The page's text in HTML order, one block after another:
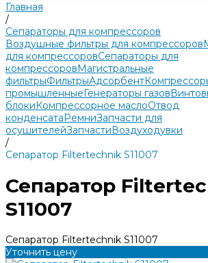
Главная
/
Сепараторы для компрессоров
Воздушные фильтры для компрессоров
для компрессоровСепараторы для
компрессоровМагистральные
фильтрыФильтрыАдсорбент
промышленныеГенераторы газов
блокиКомпрессорное маслоОтвод
конденсатаРемниЗапчасти для
осушителейЗапчастиВоздуходувки
/
Сепаратор Filtertechnik S11007
Сепаратор
S11007
Сепаратор Filtertechnik S11007
Уточнить цену